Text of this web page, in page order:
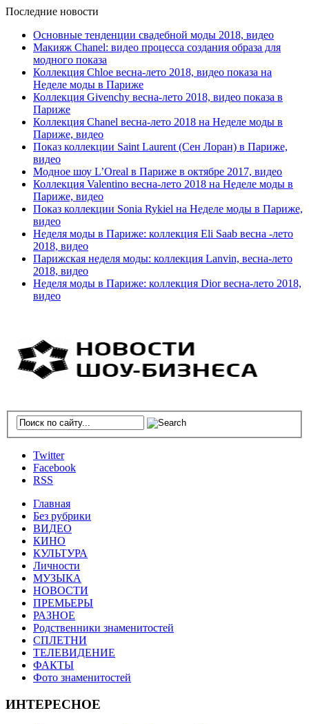
Последние новости
Основные тенденции свадебной моды 2018, видео
Макияж Chanel: видео процесса создания образа для
модного показа
Коллекция Chloe весна-лето 2018, видео показа на
Неделе моды в Париже
Коллекция Givenchy весна-лето 2018, видео показа в
Париже
Коллекция Chanel весна-лето 2018 на Неделе моды в
Париже, видео
Показ коллекции Saint Laurent (Сен Лоран) в Париже,
видео
Модное шоу L’Oreal в Париже в октябре 2017, видео
Коллекция Valentino весна-лето 2018 на Неделе моды в
Париже, видео
Показ коллекции Sonia Rykiel на Неделе моды в Париже,
видео
Неделя моды в Париже: коллекция Eli Saab весна -лето
2018, видео
Парижская неделя моды: коллекция Lanvin, весна-лето
2018, видео
Неделя моды в Париже: коллекция Dior весна-лето 2018,
видео
Twitter
Facebook
RSS
Главная
Без рубрики
ВИДЕО
КИНО
КУЛЬТУРА
Личности
МУЗЫКА
НОВОСТИ
ПРЕМЬЕРЫ
РАЗНОЕ
Родственники знаменитостей
СПЛЕТНИ
ТЕЛЕВИДЕНИЕ
ФАКТЫ
Фото знаменитостей
ИНТЕРЕСНОЕ